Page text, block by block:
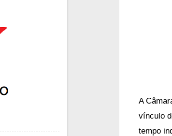
A
vínculo
tempo